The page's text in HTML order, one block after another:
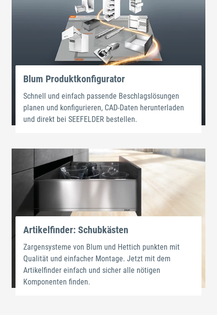
Blum Produktkonfigurator
Schnell und einfach passende Beschlagslösungen
planen und konfigurieren, CAD-Daten herunterladen
und direkt bei SEEFELDER bestellen.
Artikelfinder: Schubkästen
Zargensysteme von Blum und Hettich punkten mit
Qualität und einfacher Montage. Jetzt mit dem
Artikelfinder einfach und sicher alle nötigen
Komponenten finden.